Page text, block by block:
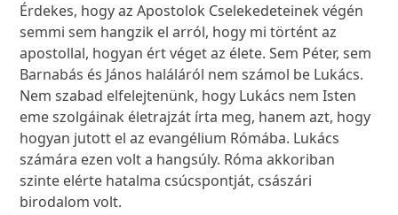
Érdekes, hogy az Apostolok Cselekedeteinek végén
semmi sem hangzik el arról, hogy mi történt az
apostollal, hogyan ért véget az élete. Sem Péter, sem
Barnabás és János haláláról nem számol be Lukács.
Nem szabad elfelejtenünk, hogy Lukács nem Isten
eme szolgáinak életrajzát írta meg, hanem azt, hogy
hogyan jutott el az evangélium Rómába. Lukács
számára ezen volt a hangsúly. Róma akkoriban
szinte elérte hatalma csúcspontját, császári
birodalom volt.